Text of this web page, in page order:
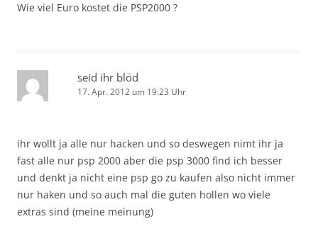
Wie viel Euro kostet die PSP2000 ?
seid ihr blöd
17. Apr. 2012 um 19:23 Uhr
ihr wollt ja alle nur hacken und so deswegen nimt ihr ja
fast alle nur psp 2000 aber die psp 3000 find ich besser
und denkt ja nicht eine psp go zu kaufen also nicht immer
nur haken und so auch mal die guten hollen wo viele
extras sind (meine meinung)